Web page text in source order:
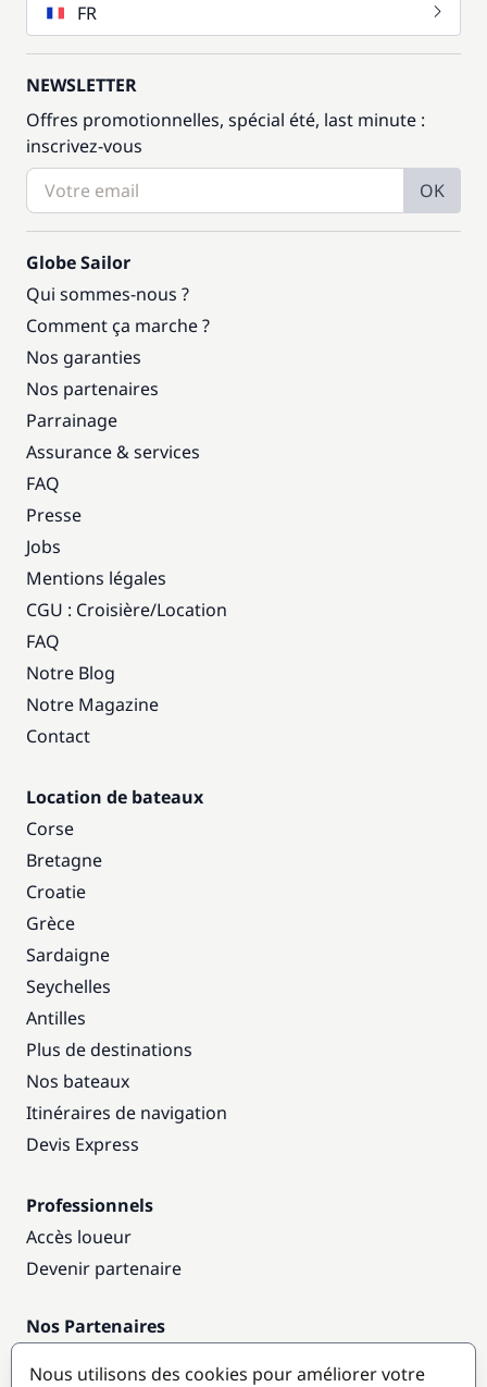
FR
NEWSLETTER
Offres promotionnelles, spécial été, last minute :
inscrivez-vous
OK
Globe Sailor
Qui sommes-nous ?
Comment ça marche ?
Nos garanties
Nos partenaires
Parrainage
Assurance & services
FAQ
Presse
Jobs
Mentions légales
CGU : Croisière/Location
FAQ
Notre Blog
Notre Magazine
Contact
Location de bateaux
Corse
Bretagne
Croatie
Grèce
Sardaigne
Seychelles
Antilles
Plus de destinations
Nos bateaux
Itinéraires de navigation
Devis Express
Professionnels
Accès loueur
Devenir partenaire
Nos Partenaires
Nous utilisons des cookies pour améliorer votre